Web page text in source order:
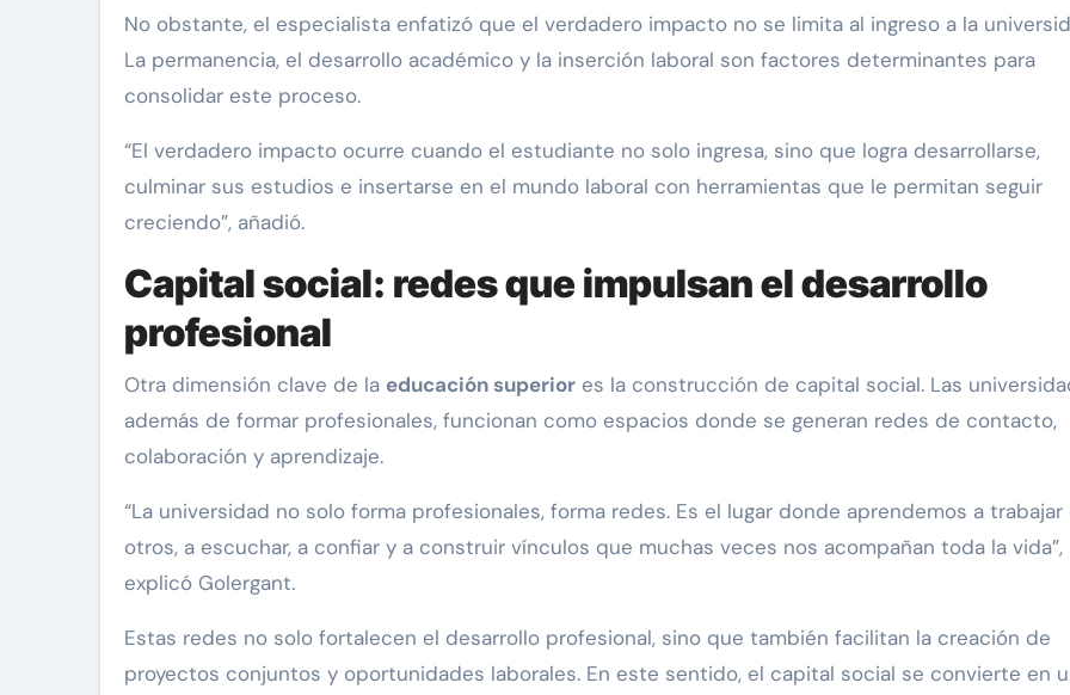
No obstante, el especialista enfatizó que el verdadero impacto no se limita al ingreso a la
La permanencia, el desarrollo académico y la inserción laboral son factores determinantes para
consolidar este proceso.
“El verdadero impacto ocurre cuando el estudiante no solo ingresa, sino que logra desarrollarse,
culminar sus estudios e insertarse en el mundo laboral con herramientas que le permitan seguir
creciendo”, añadió.
Capital social: redes que impulsan el desarrollo
profesional
Otra dimensión clave de la educación superior es la construcción de capital social. Las
además de formar profesionales, funcionan como espacios donde se generan redes de contacto,
colaboración y aprendizaje.
“La universidad no solo forma profesionales, forma redes. Es el lugar donde aprendemos a trabajar
otros, a escuchar, a confiar y a construir vínculos que muchas veces nos acompañan toda la vida”,
explicó Golergant.
Estas redes no solo fortalecen el desarrollo profesional, sino que también facilitan la creación de
proyectos conjuntos y oportunidades laborales. En este sentido, el capital social se convierte en